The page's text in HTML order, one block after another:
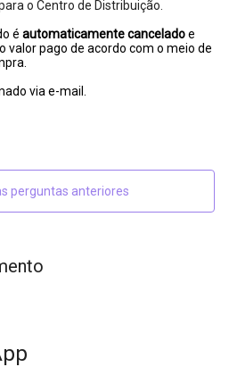
o Centro de Distribuição.
é automaticamente canceladoe
valor pago de acordo com o meio de
via e-mail.
perguntas anteriores